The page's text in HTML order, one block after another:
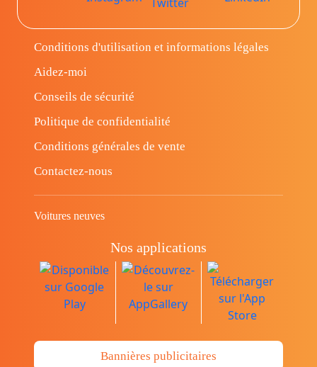
Conditions d'utilisation et informations légales
Aidez-moi
Conseils de sécurité
Politique de confidentialité
Conditions générales de vente
Contactez-nous
Voitures neuves
Nos applications
Bannières publicitaires